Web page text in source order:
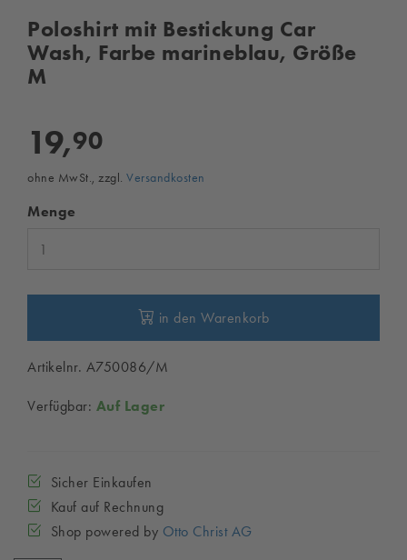
Poloshirt mit Bestickung Car
Wash, Farbe marineblau, Größe
M
19,90
ohne MwSt., zzgl. Versandkosten
Menge
in den Warenkorb
Artikelnr. A750086/M
Verfügbar: Auf Lager
Sicher Einkaufen
Kauf auf Rechnung
Shop powered by Otto Christ AG